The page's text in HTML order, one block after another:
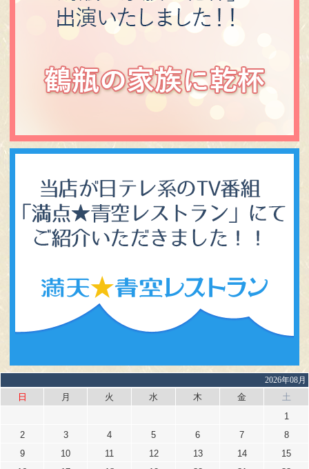
2026年08月
日 月 火 水 木 金
土
1
2
3 4 5 6 7
8
9
10 11 12 13 14
15